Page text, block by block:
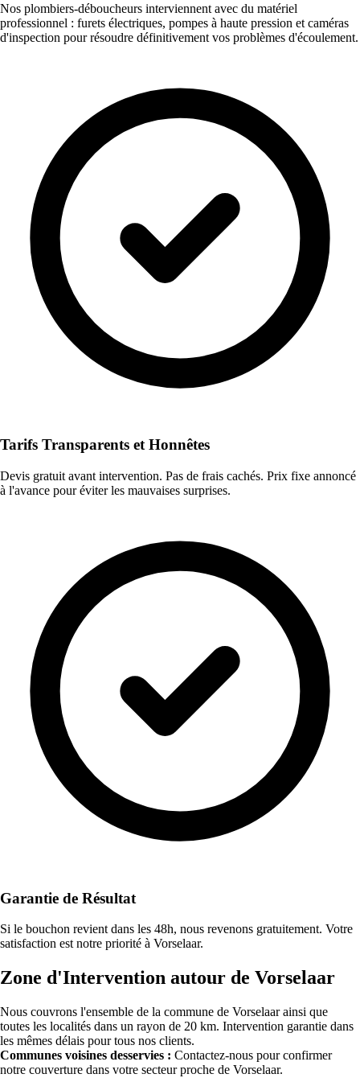
Nos plombiers-déboucheurs interviennent avec du matériel
professionnel : furets électriques, pompes à haute pression et caméras
d'inspection pour résoudre définitivement vos problèmes d'écoulement.
Tarifs Transparents et Honnêtes
Devis gratuit avant intervention. Pas de frais cachés. Prix fixe annoncé
à l'avance pour éviter les mauvaises surprises.
Garantie de Résultat
Si le bouchon revient dans les 48h, nous revenons gratuitement. Votre
satisfaction est notre priorité à Vorselaar.
Zone d'Intervention autour de Vorselaar
Nous couvrons l'ensemble de la commune de Vorselaar ainsi que
toutes les localités dans un rayon de 20 km. Intervention garantie dans
les mêmes délais pour tous nos clients.
Communes voisines desservies : Contactez-nous pour confirmer
notre couverture dans votre secteur proche de Vorselaar.